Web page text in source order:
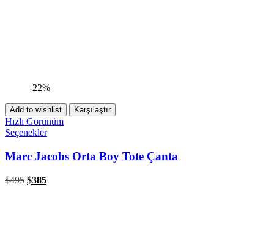
-22%
Add to wishlist Karşılaştır
Hızlı Görünüm
Seçenekler
Marc Jacobs Orta Boy Tote Çanta
$495 $385